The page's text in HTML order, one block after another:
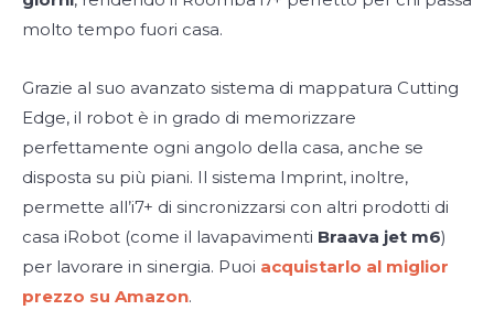
molto tempo fuori casa.
Grazie al suo avanzato sistema di mappatura Cutting
Edge, il robot è in grado di memorizzare
perfettamente ogni angolo della casa, anche se
disposta su più piani. Il sistema Imprint, inoltre,
permette all’i7+ di sincronizzarsi con altri prodotti di
casa iRobot (come il lavapavimenti Braava jet m6)
per lavorare in sinergia. Puoi acquistarlo al miglior
prezzo su Amazon.